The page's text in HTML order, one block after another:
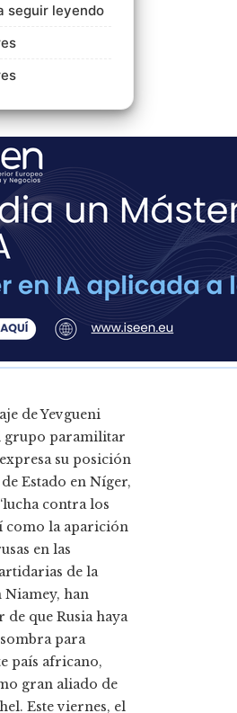
seguir leyendo
de Yevgueni
grupo paramilitar
su posición
Estado en Níger,
contra los
como la aparición
en las
de la
Niamey, han
que Rusia haya
para
país africano,
gran aliado de
Este viernes, el